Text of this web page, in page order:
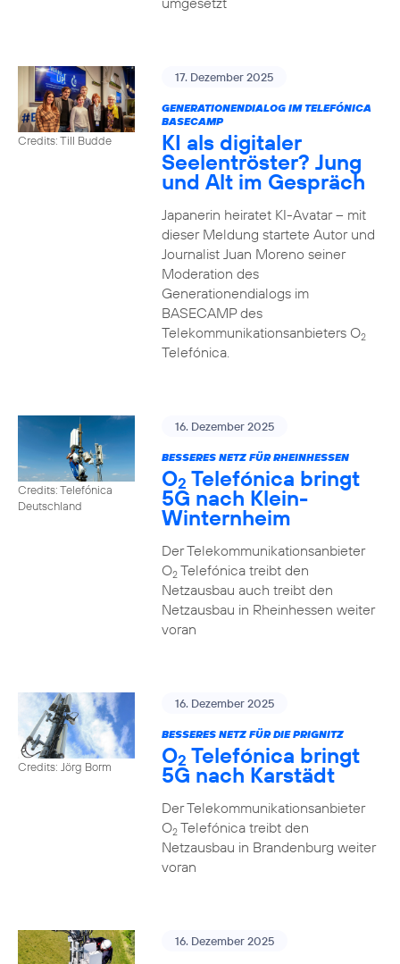
Credits: Till Budde
17. Dezember 2025
GENERATIONENDIALOG IM TELEFÓNICA
BASECAMP
KI als digitaler
Seelentröster? Jung
und Alt im Gespräch
Japanerin heiratet KI-Avatar – mit
dieser Meldung startete Autor und
Journalist Juan Moreno seiner
Moderation des
Generationendialogs im
BASECAMP des
Telekommunikationsanbieters O2
Telefónica.
Credits: Telefónica
Deutschland
16. Dezember 2025
BESSERES NETZ FÜR RHEINHESSEN
O2 Telefónica bringt
5G nach Klein-
Winternheim
Der Telekommunikationsanbieter
O2Telefónica treibt den
Netzausbau auch treibt den
Netzausbau in Rheinhessen weiter
voran
Credits: Jörg Borm
16. Dezember 2025
BESSERES NETZ FÜR DIE PRIGNITZ
O2 Telefónica bringt
5G nach Karstädt
Der Telekommunikationsanbieter
O2Telefónica treibt den
Netzausbau in Brandenburg weiter
voran
16. Dezember 2025